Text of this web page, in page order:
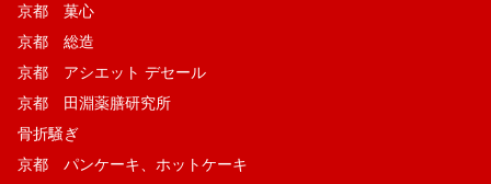
京都 菓​心
京都 総造
京都 アシエット デセール
京都 田淵薬膳研究所
骨折騒ぎ
京都 パンケーキ、ホットケーキ